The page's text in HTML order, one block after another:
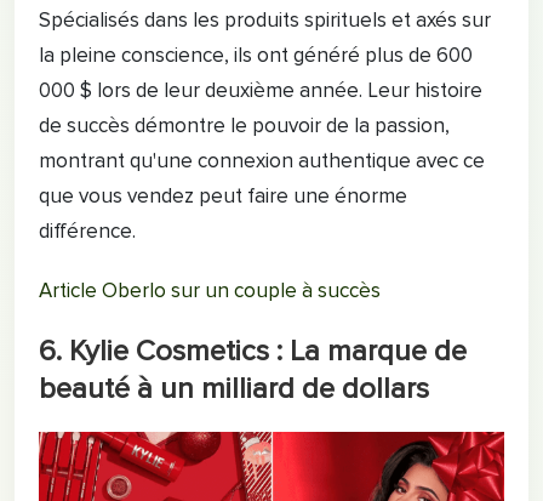
Spécialisés dans les produits spirituels et axés sur
la pleine conscience, ils ont généré plus de 600
000 $ lors de leur deuxième année. Leur histoire
de succès démontre le pouvoir de la passion,
montrant qu'une connexion authentique avec ce
que vous vendez peut faire une énorme
différence.
Article Oberlo sur un couple à succès
6. Kylie Cosmetics : La marque de
beauté à un milliard de dollars